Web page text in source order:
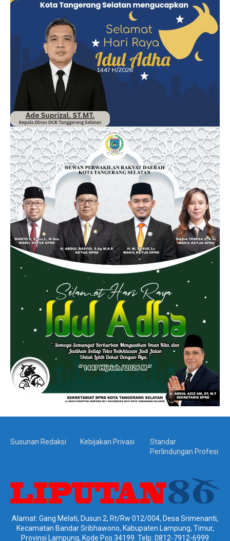
Susunan Redaksi Kebijakan Privasi
Standar
Perlindungan Profesi
Alamat: Gang Melati, Dusun 2, Rt/Rw 012/004, Desa Srimenanti,
Kecamatan Bandar Sribhawono, Kabupaten Lampung, Timur,
Provinsi Lampung, Kode Pos 34199. Telp: 0812-7912-6999